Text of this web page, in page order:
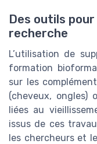
Des outils
recherche
L’utilisation de
formation
sur les
(cheveux, ongles)
liées au
issus de ces
les chercheurs et